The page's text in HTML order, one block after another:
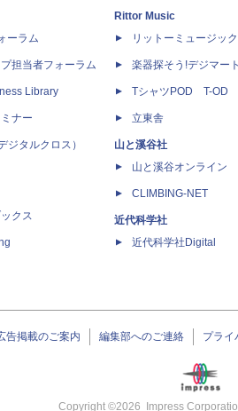
ーラム
担当者フォーラム
Library
ナー
ジタルクロス）
クス
Rittor Music
リットーミュージック
楽器探そう!デジマート
TシャツPOD T-OD
立東舎
山と溪谷社
山と溪谷オンライン
CLIMBING-NET
近代科学社
近代科学社Digital
告掲載のご案内 編集部へのご連絡 プライ
Copyright ©2026 Impress